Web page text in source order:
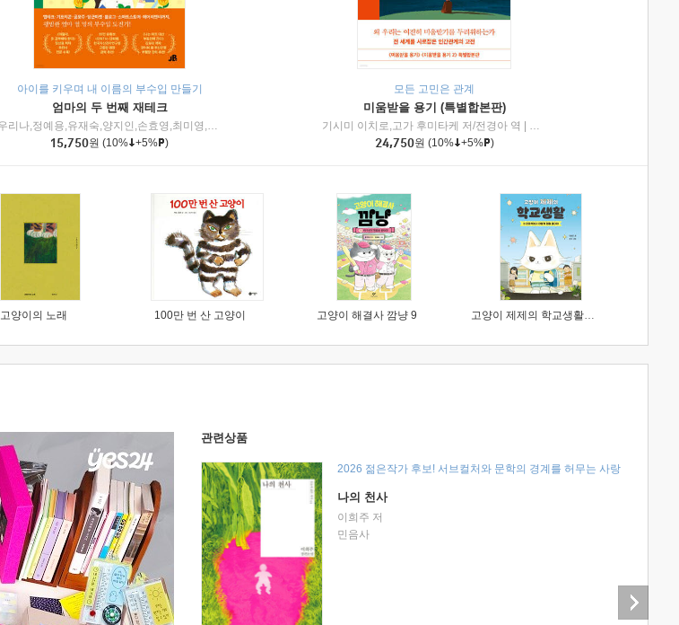
아이를 키우며 내 이름의 부수입 만들기
엄마의 두 번째 재테크
우리나,정예용,유재숙,양지인,손효영,최미영,조민주,이진현,차미숙,서미숙 저 | 제이브리즈북스
15,750원 (10% +5% )
모든 고민은 관계
미움받을 용기 (특별합본판)
기시미 이치로,고가 후미타케 저/전경아 역
인플루엔셜
24,750원 (10% +5% )
고양이의 노래 100만 번 산 고양이 고양이 해결사 깜냥 9 고양이 제제의 학교생활 1 : 초등학생이 이렇게 힘들 줄이야
관련상품
2026 젊은작가 후보! 서브컬처와 문학의 경계를 허무는 사랑
나의 천사
이희주 저
민음사